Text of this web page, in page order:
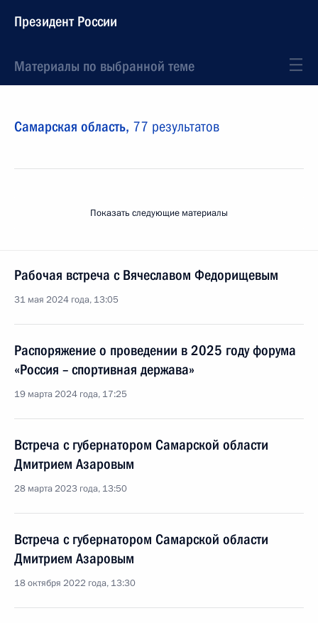
Президент России
Материалы по выбранной теме
Самарская область, 77 результатов
Показать следующие материалы
Рабочая встреча с Вячеславом Федорищевым
31 мая 2024 года, 13:05
Распоряжение о проведении в 2025 году форума
«Россия – спортивная держава»
19 марта 2024 года, 17:25
Встреча с губернатором Самарской области
Дмитрием Азаровым
28 марта 2023 года, 13:50
Встреча с губернатором Самарской области
Дмитрием Азаровым
18 октября 2022 года, 13:30